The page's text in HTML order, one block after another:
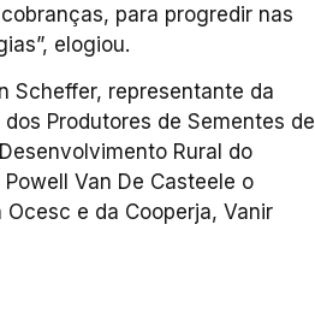
para progredir nas
elogiou.
Scheffer, representante da
Produtores de Sementes de
Rural do
Van De Casteele o
e da Cooperja, Vanir